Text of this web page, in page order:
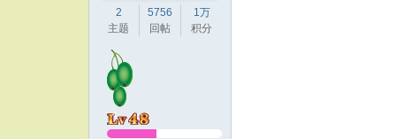
2
主题
5756
回帖
1万
积分